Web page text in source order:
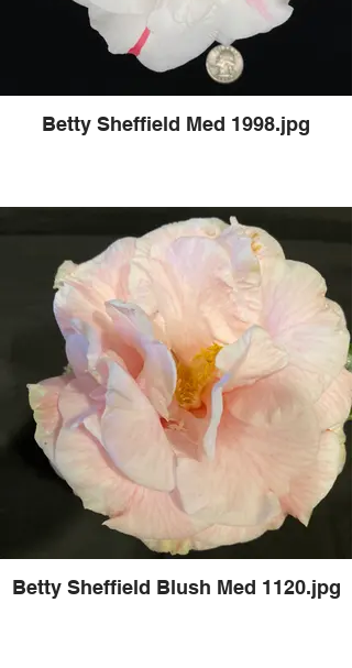
Betty Sheffield Med 1998.jpg
Betty Sheffield Blush Med 1120.jpg